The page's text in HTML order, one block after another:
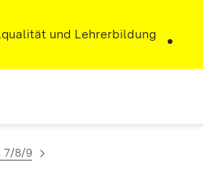
und Lehrerbildung
7/8/9